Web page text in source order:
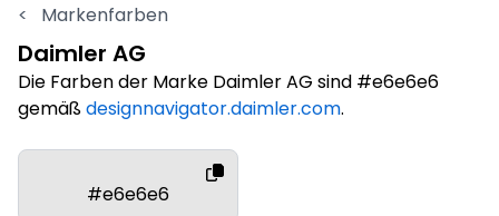
< Markenfarben
Daimler AG
Die Farben der Marke Daimler AG sind #e6e6e6
gemäßdesignnavigator.daimler.com.
#e6e6e6